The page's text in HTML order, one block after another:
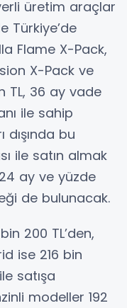
üretim araçlar
Türkiye’de
Flame X-Pack,
X-Pack ve
TL, 36 ay vade
ile sahip
bu
ile satın almak
ay ve yüzde
de bulunacak.
200 TL’den,
ise 216 bin
satışa
modeller 192